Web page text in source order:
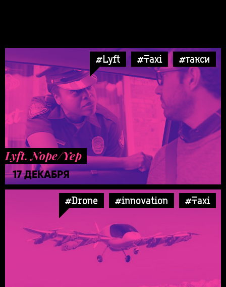
#Lyft #Taxi #такси
Lyft. Nope/Yep
17 ДЕКАБРЯ
#Drone #innovation #Taxi